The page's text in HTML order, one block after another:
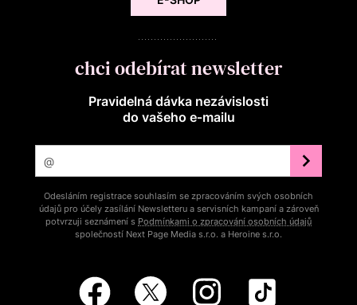
chci odebírat newsletter
Pravidelná dávka nezávislosti
do vašeho e‑mailu
Odesláním registrace souhlasím se zpracováním svých osobních
údajů pro účely zasílání Newsletteru a servisních kampaní a zároveň
potvrzuji seznámení s Podmínkami o zpracování osobních údajů
společností Next Page Media s.r.o. a Heroine s.r.o.